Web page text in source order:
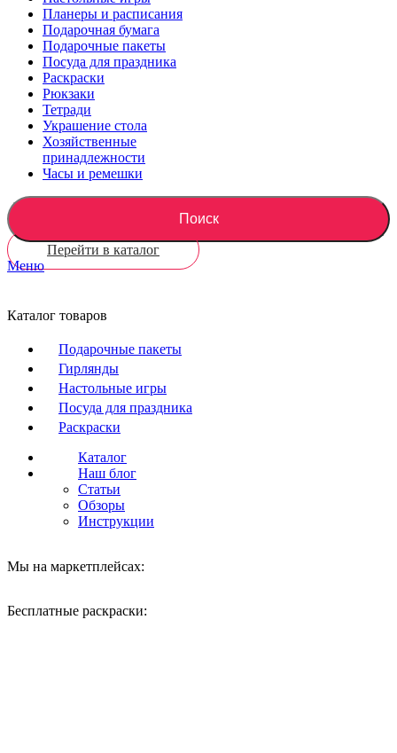
Планеры и расписания
Подарочная бумага
Подарочные пакеты
Посуда для праздника
Раскраски
Рюкзаки
Тетради
Украшение стола
Хозяйственные
принадлежности
Часы и ремешки
Поиск
Перейти в каталог
Меню
Каталог товаров
Подарочные пакеты
Гирлянды
Настольные игры
Посуда для праздника
Раскраски
Каталог
Наш блог
Статьи
Обзоры
Инструкции
Мы на маркетплейсах:
Бесплатные раскраски: